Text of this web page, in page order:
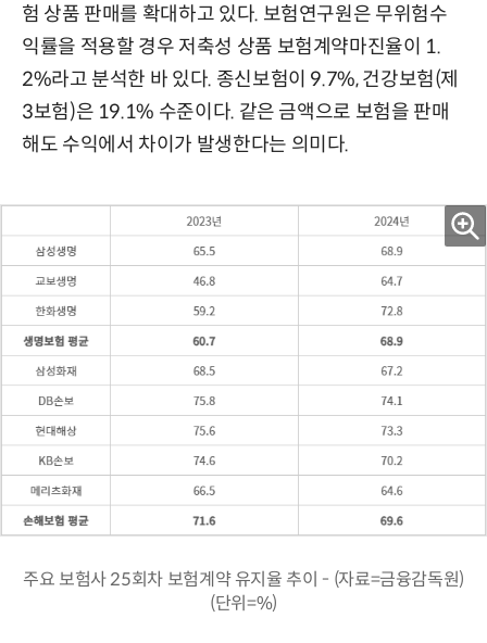
험 상품 판매를 확대하고 있다. 보험연구원은 무위험수
익률을 적용할 경우 저축성 상품 보험계약마진율이 1.
2%라고 분석한 바 있다. 종신보험이 9.7%, 건강보험(제
3보험)은 19.1% 수준이다. 같은 금액으로 보험을 판매
해도 수익에서 차이가 발생한다는 의미다.
주요 보험사 25회차 보험계약 유지율 추이 - (자료=금융감독원)
(단위=%)